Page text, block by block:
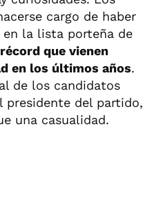
cargo de haber
la lista porteña de
que vienen
en los últimos años.
de los candidatos
presidente del partido,
una casualidad.